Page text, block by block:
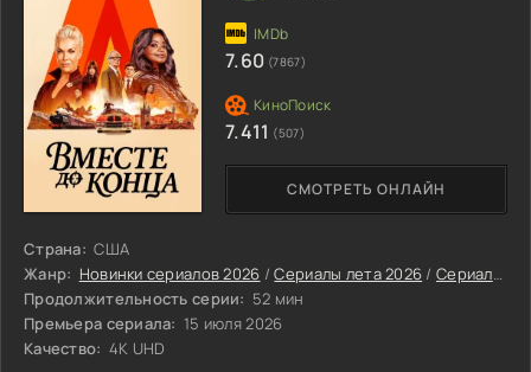
Страна: США
Жанр: Новинки сериалов 2026 /Сериалы лета 2026 /Сериалы июля 2026
Продолжительность серии: 52 мин
Премьера сериала: 15 июля 2026
Качество: 4K UHD
СМОТРЕТЬ ОНЛАЙН
7.60 (7867)
7.411 (507)